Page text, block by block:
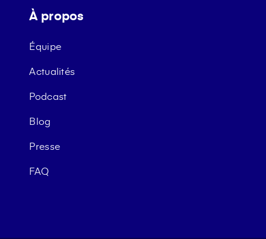
À propos
Équipe
Actualités
Podcast
Blog
Presse
FAQ